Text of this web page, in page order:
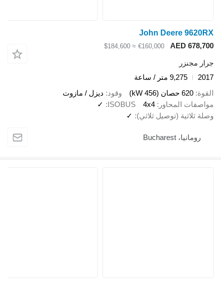
John Deere 9620RX
AED 678,700
€160,000
≈ $184,600
جرار مجنزر
2017
9,275 متر / ساعة
القوة 620 حصان (456 kW) وقود ديزل / مازوت
مواصفات المحاور
4x4
ISOBUS
✓
وصلة ثلاثية (توصيل ثلاثي)
✓
رومانيا، Bucharest